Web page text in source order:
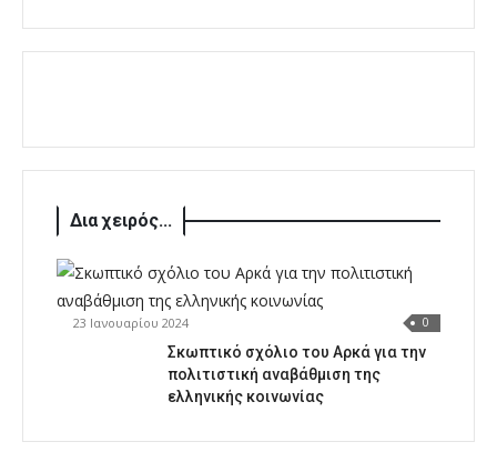
Δια χειρός...
23 Ιανουαρίου 2024 0
Σκωπτικό σχόλιο του Αρκά για την
πολιτιστική αναβάθμιση της
ελληνικής κοινωνίας